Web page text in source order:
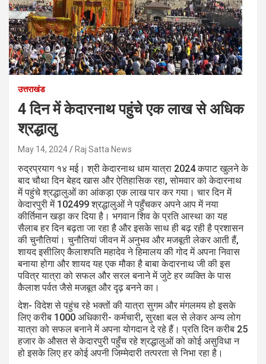
उत्तराखंड
4 दिन में केदारनाथ पहुंचे एक लाख से अधिक
श्रद्धालु
May 14, 2024 Raj Satta News
रुद्रप्रयाग १४ मई। श्री केदारनाथ धाम यात्रा 2024 कपाट खुलने के
बाद चौथा दिन बेहद खास और ऐतिहासिक रहा, सोमवार को केदारनाथ
में पहुंचे श्रद्धालुओं का आंकड़ा एक लाख पार कर गया। चार दिन में
केदारपुरी में 102499 श्रद्धालुओं ने पहुँचकर अपने आप में नया
कीर्तिमान खड़ा कर दिया है। भगवान शिव के प्रति आस्था का यह
सैलाब हर दिन बढ़ता जा रहा है और इसके साथ ही बढ़ रही है प्रशासन
की चुनौतियां। चुनौतियां जीवन में अनुभव और मजबूती लेकर आती हैं,
शायद इसीलिए कैलाशपति महादेव ने हिमालय की गोद में अपना निवास
बनाया होगा और शायद यह एक मौका है बाबा केदारनाथ जी की इस
पवित्र यात्रा को सफल और सरल बनाने में जुटे हर व्यक्ति के पास
कैलाश पर्वत जैसे मजबूत और दृढ़ बनने का।
देश- विदेश से पहुंच रहे भक्तों की यात्रा सुगम और मंगलमय हो इसके
लिए करीब 1000 अधिकारी- कर्मचारी, सुरक्षा बल से लेकर अन्य लोग
यात्रा को सफल बनाने में अपना योगदान दे रहे हैं। प्रति दिन करीब 25
हजार के औसत से केदारपुरी पहुँच रहे श्रद्धालुओं को कोई असुविधा न
हो इसके लिए हर कोई अपनी जिम्मेदारी तत्परता से निभा रहा है।